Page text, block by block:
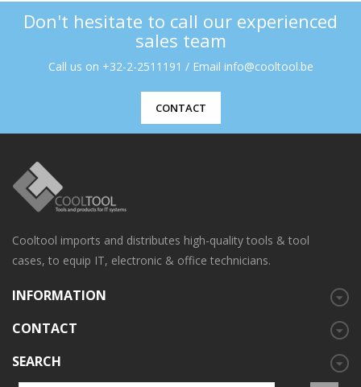
Don't hesitate to call our experienced
sales team
Call us on +32-2-2511191 / Email info@cooltool.be
CONTACT
Cooltool imports and distributes high-quality tools & tool
cases, to equip IT, electronic & office technicians.
INFORMATION
CONTACT
SEARCH